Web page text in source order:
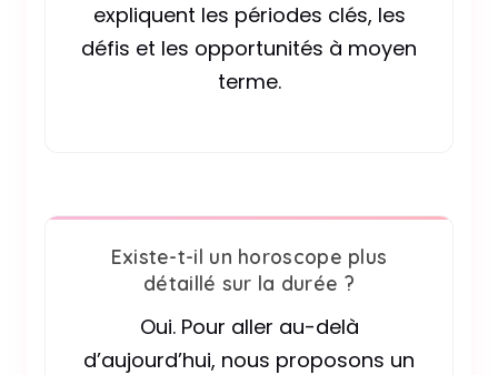
expliquent les périodes clés, les
défis et les opportunités à moyen
terme.
Existe-t-il un horoscope plus
détaillé sur la durée ?
Oui. Pour aller au-delà
d’aujourd’hui, nous proposons un